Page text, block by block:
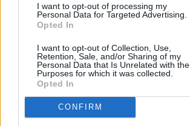
I want to opt-out of processing my
Personal Data for Targeted Advertising.
Opted In
I want to opt-out of Collection, Use,
Retention, Sale, and/or Sharing of my
Personal Data that Is Unrelated with the
Purposes for which it was collected.
Opted In
CONFIRM